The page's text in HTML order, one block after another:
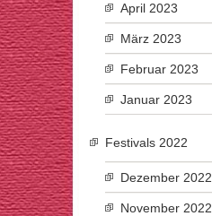
April 2023
März 2023
Februar 2023
Januar 2023
Festivals 2022
Dezember 2022
November 2022